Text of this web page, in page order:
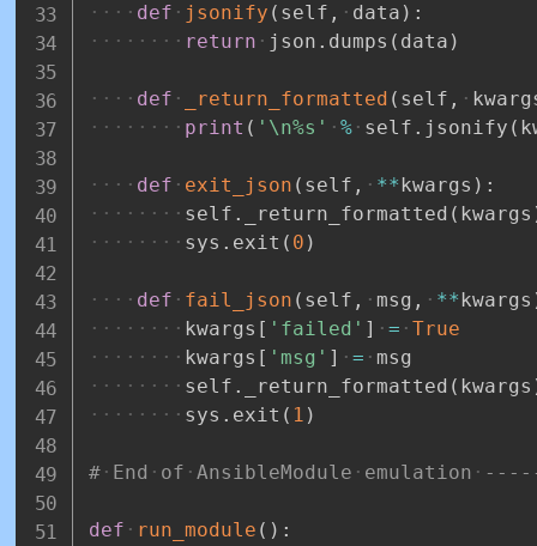
def jsonify ( self , data ) :
return
json . dumps ( data )
def _return_formatted ( self ,
print ( '\n%s' % self . jsonify (
def exit_json ( self , **kwargs ) :
self . _return_formatted ( kwargs
sys . exit ( 0 )
def fail_json ( self , msg , **kwargs
kwargs [ 'failed' ] = True
kwargs [ 'msg' ] =
msg
self . _return_formatted ( kwargs
sys . exit ( 1 )
# End of AnsibleModule emulation
def run_module ( ) :